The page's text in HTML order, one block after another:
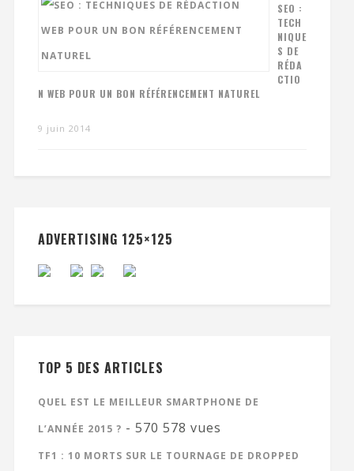
SEO :
TECH
NIQUE
S DE
RÉDA
CTIO
N WEB POUR UN BON RÉFÉRENCEMENT NATUREL
9 juin 2014
ADVERTISING 125×125
TOP 5 DES ARTICLES
QUEL EST LE MEILLEUR SMARTPHONE DE
L’ANNÉE 2015 ? - 570 578 vues
TF1 : 10 MORTS SUR LE TOURNAGE DE DROPPED